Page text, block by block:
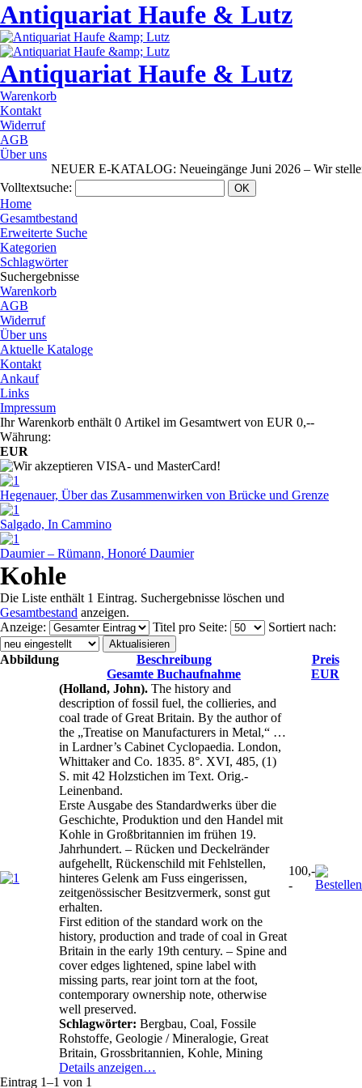
Antiquariat Haufe & Lutz
Antiquariat Haufe & Lutz
Warenkorb
Kontakt
Widerruf
AGB
Über uns
NEUER E-KATALOG: Neueingänge Juni 2026 – Wir
Volltextsuche:
Home
Gesamtbestand
Erweiterte Suche
Kategorien
Schlagwörter
Suchergebnisse
Warenkorb
AGB
Widerruf
Über uns
Aktuelle Kataloge
Kontakt
Ankauf
Links
Impressum
Ihr Warenkorb enthält 0 Artikel im Gesamtwert von EUR 0,--
Währung:
EUR
Hegenauer, Über das Zusammenwirken von Brücke und Grenze
Salgado, In Cammino
Daumier – Rümann, Honoré Daumier
Kohle
Die Liste enthält 1 Eintrag. Suchergebnisse löschen und
Gesamtbestand anzeigen.
Anzeige: Titel pro Seite: Sortiert nach:
Abbildung
Beschreibung
Gesamte Buchaufnahme
Preis
EUR
(Holland, John). The history and
description of fossil fuel, the collieries, and
coal trade of Great Britain. By the author of
the „Treatise on Manufacturers in Metal,“ …
in Lardner’s Cabinet Cyclopaedia. London,
Whittaker and Co. 1835. 8°. XVI, 485, (1)
S. mit 42 Holzstichen im Text. Orig.-
Leinenband.
Erste Ausgabe des Standardwerks über die
Geschichte, Produktion und den Handel mit
Kohle in Großbritannien im frühen 19.
Jahrhundert. – Rücken und Deckelränder
aufgehellt, Rückenschild mit Fehlstellen,
hinteres Gelenk am Fuss eingerissen,
zeitgenössischer Besitzvermerk, sonst gut
erhalten.
First edition of the standard work on the
history, production and trade of coal in Great
Britain in the early 19th century. – Spine and
cover edges lightened, spine label with
missing parts, rear joint torn at the foot,
contemporary ownership note, otherwise
well preserved.
Schlagwörter: Bergbau, Coal, Fossile
Rohstoffe, Geologie / Mineralogie, Great
Britain, Grossbritannien, Kohle, Mining
Details anzeigen…
100,-
-
Eintrag 1–1 von 1